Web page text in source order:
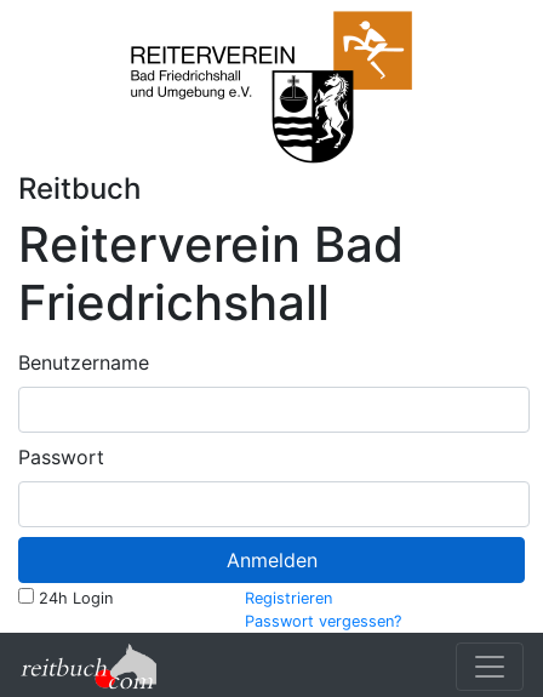
Reitbuch
Reiterverein Bad
Friedrichshall
Benutzername
Passwort
Anmelden
24h Login
Registrieren
Passwort vergessen?